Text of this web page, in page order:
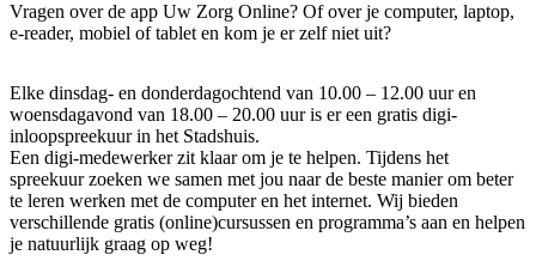
Vragen over de app Uw Zorg Online? Of over je computer, laptop,
e-reader, mobiel of tablet en kom je er zelf niet uit?
Elke dinsdag- en donderdagochtend van 10.00 – 12.00 uur en
woensdagavond van 18.00 – 20.00 uur is er een gratis digi-
inloopspreekuur in het Stadshuis.
Een digi-medewerker zit klaar om je te helpen. Tijdens het
spreekuur zoeken we samen met jou naar de beste manier om beter
te leren werken met de computer en het internet. Wij bieden
verschillende gratis (online)cursussen en programma’s aan en helpen
je natuurlijk graag op weg!